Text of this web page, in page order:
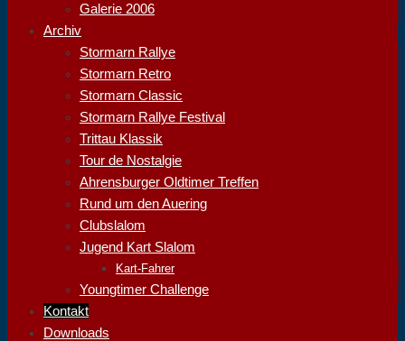
Galerie 2006
Archiv
Stormarn Rallye
Stormarn Retro
Stormarn Classic
Stormarn Rallye Festival
Trittau Klassik
Tour de Nostalgie
Ahrensburger Oldtimer Treffen
Rund um den Auering
Clubslalom
Jugend Kart Slalom
Kart-Fahrer
Youngtimer Challenge
Kontakt
Downloads